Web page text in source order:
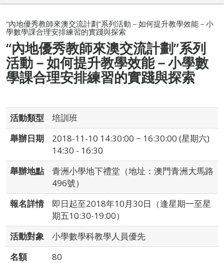
“內地優秀教師來澳交流計劃”系列活動－如何提升教學效能－小
學數學課合理安排練習的實踐與探索
“內地優秀教師來澳交流計劃”系列
活動－如何提升教學效能－小學數
學課合理安排練習的實踐與探索
活動類型
培訓班
舉辦日期
2018-11-10 14:30:00 ~ 16:30:00 (星期六)
14:30 - 16:30
舉辦地點
青洲小學地下禮堂（地址：澳門青洲大馬路
496號）
報名詳情
即日起至2018年10月30日（逢星期一至星
期五10:30-19:00）
活動對象
小學數學科教學人員優先
名額
80